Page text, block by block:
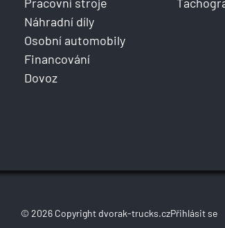
Náhradní díly
Osobní automobily
Financování
Dovoz
© 2026 Copyright dvorak-trucks.czPřihlásit se